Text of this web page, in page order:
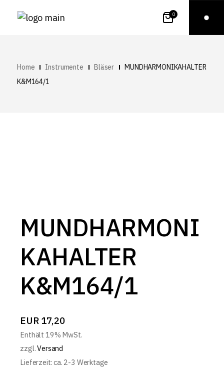
0
Home Instrumente Bläser
MUNDHARMONIKAHALTER
K&M164/1
MUNDHARMONI
KAHALTER
K&M164/1
EUR 17,20
Enthält 19% MwSt.
zzgl.Versand
Lieferzeit: ca. 2-3 Werktage